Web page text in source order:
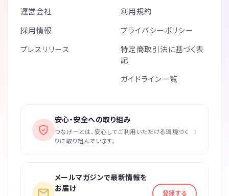
運営会社
採用情報
プレスリリース
利用規約
プライバシーポリシー
特定商取引法に基づく表
記
ガイドライン一覧
安心・安全への取り組み
つなげーとは、安心してご利用いただける環境づく
りに取り組んでいます。
›
メールマガジンで最新情報を
お届け
登録する